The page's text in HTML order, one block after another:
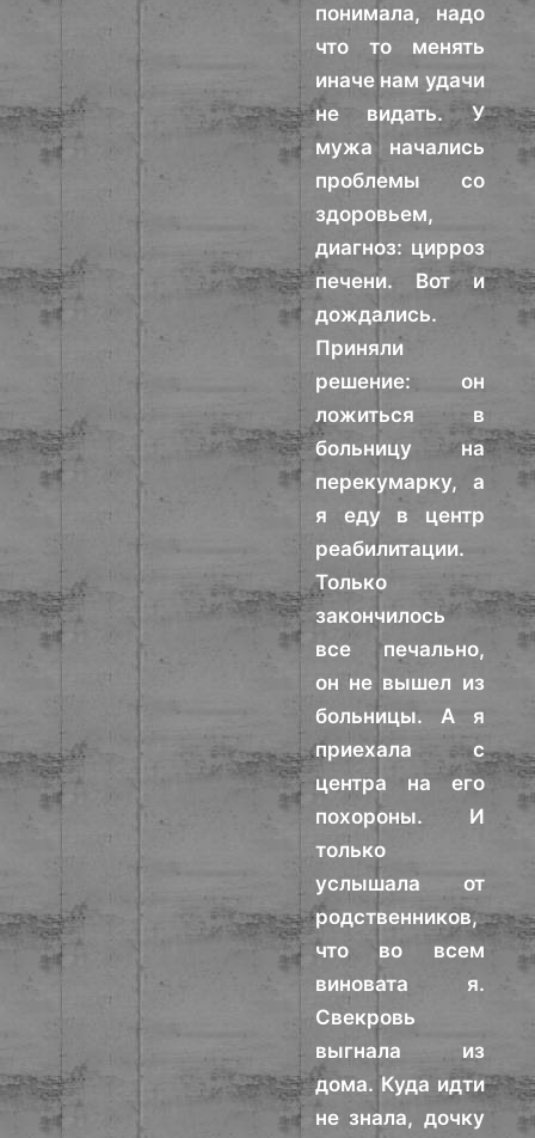
понимала, надо
что то менять
иначе нам удачи
не видать. У
мужа начались
проблемы со
здоровьем,
диагноз: цирроз
печени. Вот и
дождались.
Приняли
решение: он
ложиться в
больницу на
перекумарку, а
я еду в центр
реабилитации.
Только
закончилось
все печально,
он не вышел из
больницы. А я
приехала с
центра на его
похороны. И
только
услышала от
родственников,
что во всем
виновата я.
Свекровь
выгнала из
дома. Куда идти
не знала, дочку